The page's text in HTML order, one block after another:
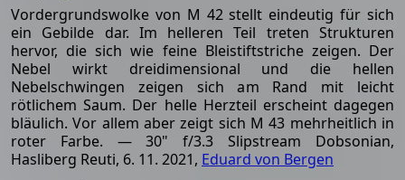
Vordergrundswolke von M 42 stellt eindeutig für sich
ein Gebilde dar. Im helleren Teil treten Strukturen
hervor, die sich wie feine Bleistiftstriche zeigen. Der
Nebel wirkt dreidimensional und die hellen
Nebelschwingen zeigen sich am Rand mit leicht
rötlichem Saum. Der helle Herzteil erscheint dagegen
bläulich. Vor allem aber zeigt sich M 43 mehrheitlich in
roter Farbe. — 30" f/3.3 Slipstream Dobsonian,
Hasliberg Reuti, 6. 11. 2021, Eduard von Bergen